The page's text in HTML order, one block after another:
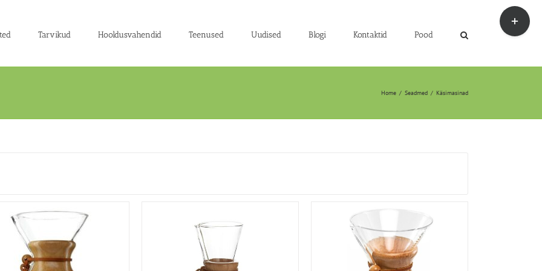
Tarvikud Hooldusvahendid Teenused Uudised Blogi Kontaktid Pood
Home / Seadmed / Käsimasinad
Toggle
Sliding
Bar